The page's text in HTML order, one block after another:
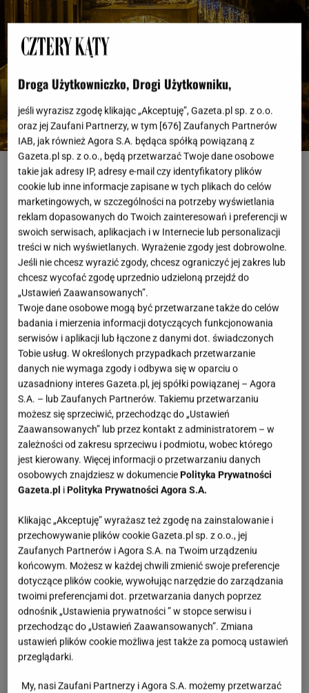
Paweł Sowa/UM
OTWÓRZ GALERIĘ(3)
Grudzień to idealny czas, by zadbać o świąteczną
atmosferę nie tylko w domu, ale również na
zewnątrz. Ozdoby świąteczne na balkon sprawiają,
że cała przestrzeń nabiera wyjątkowego charakteru i
już z daleka prezentuje się niezwykle nastrojowo.
Wystarczy kilka elementów, światełka, stroiki,
girlandy czy dekoracje LED, aby balkon stał się
prawdziwą zimową wizytówką domu.
Droga Użytkowniczko, Drogi Użytkowniku,
jeśli wyrazisz zgodę klikając „Akceptuję”, Gazeta.pl sp. z o.o.
oraz jej Zaufani Partnerzy, w tym [676] Zaufanych Partnerów
IAB, jak również Agora S.A. będąca spółką powiązaną z
Gazeta.pl sp. z o.o., będą przetwarzać Twoje dane osobowe
takie jak adresy IP, adresy e-mail czy identyfikatory plików
cookie lub inne informacje zapisane w tych plikach do celów
marketingowych, w szczególności na potrzeby wyświetlania
reklam dopasowanych do Twoich zainteresowań i preferencji w
swoich serwisach, aplikacjach i w Internecie lub personalizacji
treści w nich wyświetlanych. Wyrażenie zgody jest dobrowolne.
Jeśli nie chcesz wyrazić zgody, chcesz ograniczyć jej zakres lub
chcesz wycofać zgodę uprzednio udzieloną przejdź do
„Ustawień Zaawansowanych”.
Twoje dane osobowe mogą być przetwarzane także do celów
badania i mierzenia informacji dotyczących funkcjonowania
serwisów i aplikacji lub łączone z danymi dot. świadczonych
Tobie usług. W określonych przypadkach przetwarzanie
danych nie wymaga zgody i odbywa się w oparciu o
uzasadniony interes Gazeta.pl, jej spółki powiązanej – Agora
S.A. – lub Zaufanych Partnerów. Takiemu przetwarzaniu
możesz się sprzeciwić, przechodząc do „Ustawień
Zaawansowanych” lub przez kontakt z administratorem – w
zależności od zakresu sprzeciwu i podmiotu, wobec którego
jest kierowany. Więcej informacji o przetwarzaniu danych
osobowych znajdziesz w dokumenciePolityka Prywatności
Gazeta.pl iPolityka Prywatności Agora S.A.
Klikając „Akceptuję” wyrażasz też zgodę na zainstalowanie i
przechowywanie plików cookie Gazeta.pl sp. z o.o., jej
Zaufanych Partnerów i Agora S.A. na Twoim urządzeniu
końcowym. Możesz w każdej chwili zmienić swoje preferencje
dotyczące plików cookie, wywołując narzędzie do zarządzania
twoimi preferencjami dot. przetwarzania danych poprzez
odnośnik „Ustawienia prywatności ” w stopce serwisu i
przechodząc do „Ustawień Zaawansowanych”. Zmiana
ustawień plików cookie możliwa jest także za pomocą ustawień
przeglądarki.
My, nasi Zaufani Partnerzy i Agora S.A. możemy przetwarzać